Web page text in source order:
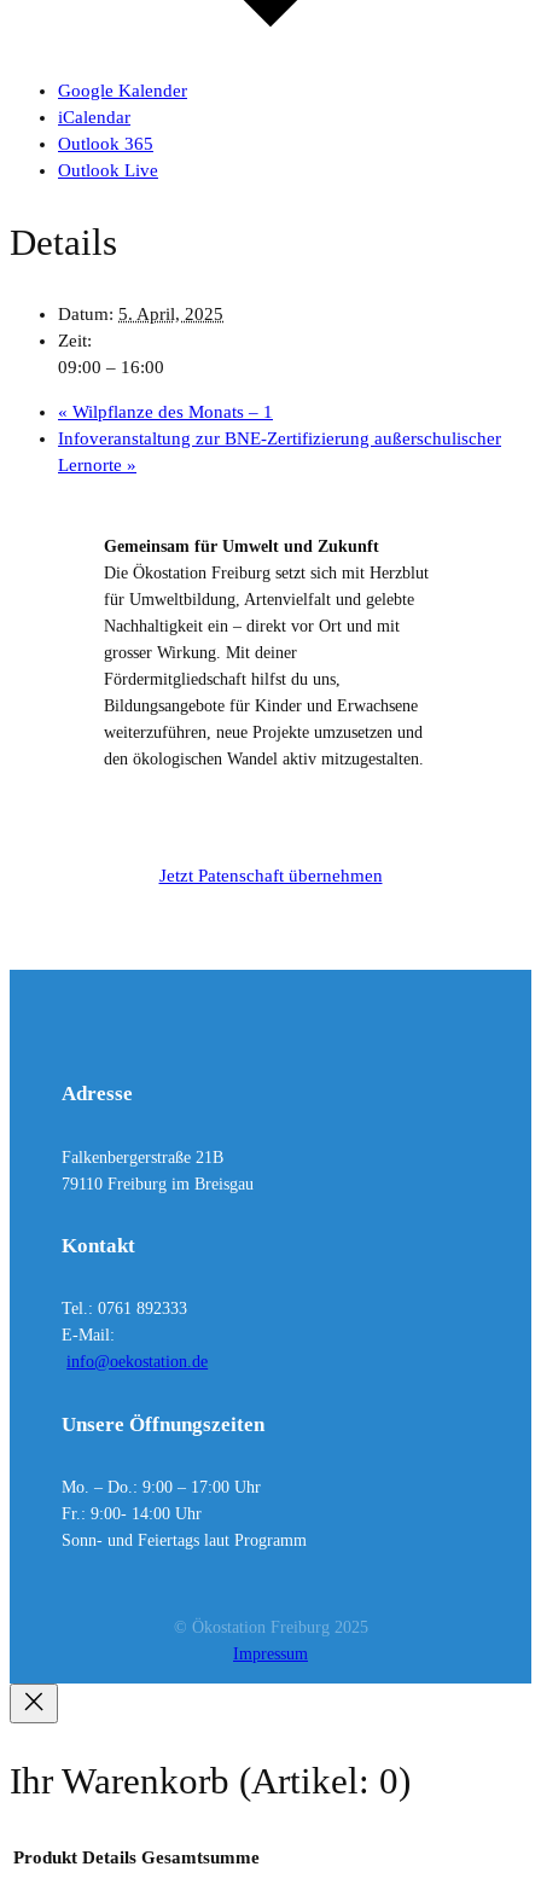
Google Kalender
iCalendar
Outlook 365
Outlook Live
Details
Datum: 5. April, 2025
Zeit:
09:00 – 16:00
« Wilpflanze des Monats – 1
Infoveranstaltung zur BNE-Zertifizierung außerschulischer
Lernorte »
Gemeinsam für Umwelt und Zukunft
Die Ökostation Freiburg setzt sich mit Herzblut
für Umweltbildung, Artenvielfalt und gelebte
Nachhaltigkeit ein – direkt vor Ort und mit
grosser Wirkung. Mit deiner
Fördermitgliedschaft hilfst du uns,
Bildungsangebote für Kinder und Erwachsene
weiterzuführen, neue Projekte umzusetzen und
den ökologischen Wandel aktiv mitzugestalten.
Jetzt Patenschaft übernehmen
Adresse
Falkenbergerstraße 21B
79110 Freiburg im Breisgau
Kontakt
Tel.: 0761 892333
E-Mail:
info@oekostation.de
Unsere Öffnungszeiten
Mo. – Do.: 9:00 – 17:00 Uhr
Fr.: 9:00- 14:00 Uhr
Sonn- und Feiertags laut Programm
© Ökostation Freiburg 2025
Impressum
Ihr Warenkorb (Artikel: 0)
Produkt Details Gesamtsumme